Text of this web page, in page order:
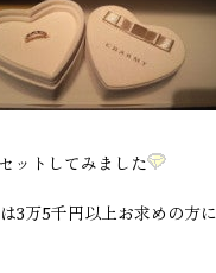
ットしてみました
3万5千円以上お求めの方